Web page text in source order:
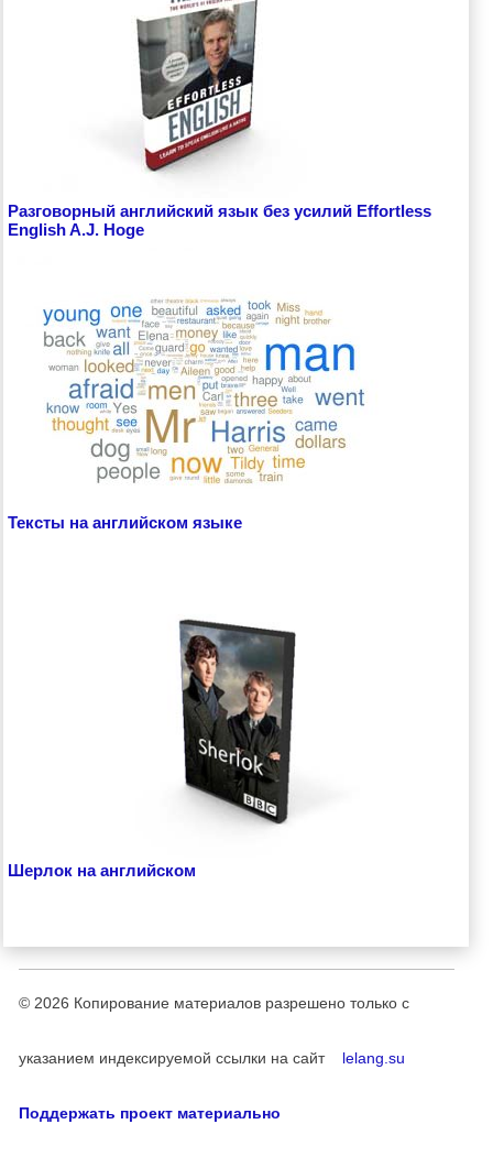
Разговорный английский язык без усилий Effortless
English A.J. Hoge
Тексты на английском языке
Шерлок на английском
© 2026 Копирование материалов разрешено только с
указанием индексируемой ссылки на сайт lelang.su
Поддержать проект материально